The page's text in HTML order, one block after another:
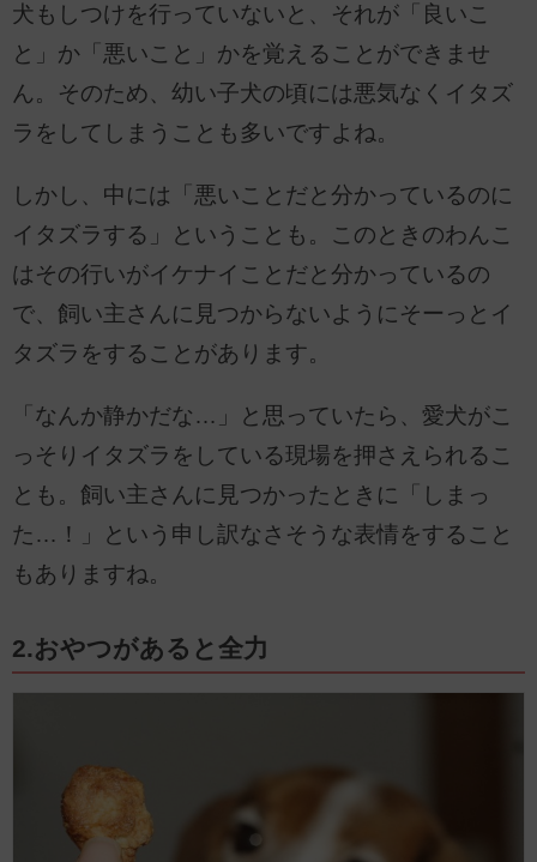
犬もしつけを行っていないと、それが「良いこ
と」か「悪いこと」かを覚えることができませ
ん。そのため、幼い子犬の頃には悪気なくイタズ
ラをしてしまうことも多いですよね。
しかし、中には「悪いことだと分かっているのに
イタズラする」ということも。このときのわんこ
はその行いがイケナイことだと分かっているの
で、飼い主さんに見つからないようにそーっとイ
タズラをすることがあります。
「なんか静かだな…」と思っていたら、愛犬がこ
っそりイタズラをしている現場を押さえられるこ
とも。飼い主さんに見つかったときに「しまっ
た…！」という申し訳なさそうな表情をすること
もありますね。
2.おやつがあると全力